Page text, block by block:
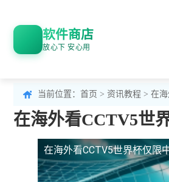
软件商店
放心下 安心用
当前位置： 首页 > 资讯教程 > 在
在海外看CCTV5世
在海外看CCTV5世界杯仅限